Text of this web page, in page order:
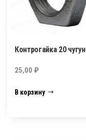
Контрогайка 20 чугун
25,00 ₽
В корзину